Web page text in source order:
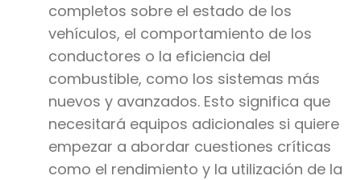
completos sobre el estado de los
vehículos, el comportamiento de los
conductores o la eficiencia del
combustible, como los sistemas más
nuevos y avanzados. Esto significa que
necesitará equipos adicionales si quiere
empezar a abordar cuestiones críticas
como el rendimiento y la utilización de la